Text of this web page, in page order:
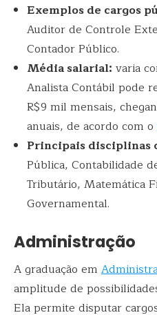
Exemplos de cargos
Auditor de Controle
Contador Público.
Média salarial: varia
Analista Contábil pode
R$9 mil mensais,
anuais, de acordo com o
Principais disciplinas
Pública, Contabilidade
Tributário, Matemática
Governamental.
Administração
A graduação em
amplitude de
Ela permite disputar